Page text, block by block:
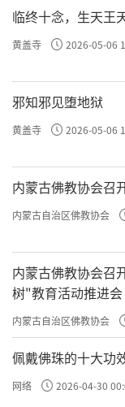
区别。“斋”强
午不食，是修
是对生命的尊
慈悲的重要体
我们提倡斋
斋日清净身心
己，又能减
地体会佛教的
命的尊重与慈
的精神。
希望大家在斋
佛教的智慧和
临终十念，生天王
黄盖寺 2026-05-06
邪知邪见堕地狱
黄盖寺 2026-05-06
内蒙古佛教协会召
内蒙古自治区佛教协会
内蒙古佛教协会召
树"教育活动推进会
内蒙古自治区佛教协会
佩戴佛珠的十大功
网络 2026-04-30